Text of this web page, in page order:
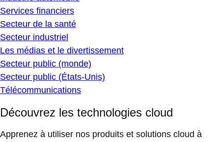
Services financiers
Secteur de la santé
Secteur industriel
Les médias et le divertissement
Secteur public (monde)
Secteur public (États-Unis)
Télécommunications
Découvrez les technologies cloud
Apprenez à utiliser nos produits et solutions cloud à